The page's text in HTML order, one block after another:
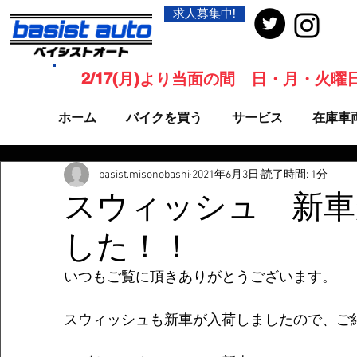
求人募集中!
ホーム バイクを買う サービス 在庫車
2/17(月)より当面の間 日・月・火曜
スウィッシュ 新
した！！
basist.misonobashi 2021年6月3日 読了時間: 1分
いつもご覧に頂きありがとうございます。
スウィッシュも新車が入荷しましたので、